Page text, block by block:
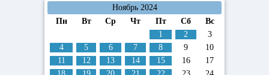
Ноябрь 2024
Пн
Вт Ср Чт Пт Сб
Вс
1
2
3
4
5 6 7 8 9
10
11
12 13 14 15 16
17